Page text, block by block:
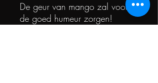
De geur van mango zal voor
de goed humeur zorgen!